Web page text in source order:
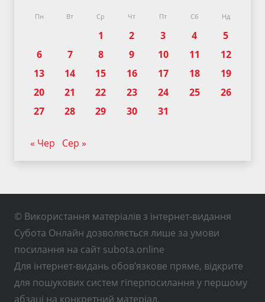
Пн Вт Ср Чт Пт Сб Нд
1 2 3 4
5
6
7 8 9 10 11
12
13
14 15 16 17 18
19
20
21 22 23 24 25
26
27
28 29 30 31
« Чер Сер »
© Використання матеріалів з інтернет-видання
Субота Онлайн дозволяється лише за умови
посилання на сайт subota.online
Для інтернет-видань обов’язкове пряме, відкрите
для пошукових систем гіперпосилання у першому
абзаці на конкретний матеріал.